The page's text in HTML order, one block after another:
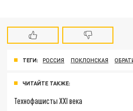
ТЕГИ: РОССИЯ ПОКЛОНСКАЯ
ЧИТАЙТЕ ТАКЖЕ:
Технофашисты XXI века